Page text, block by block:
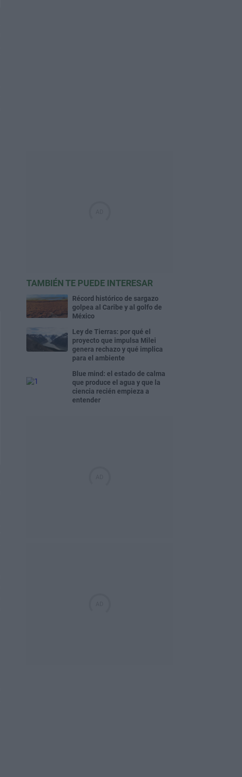
TAMBIÉN TE PUEDE INTERESAR
Récord histórico de sargazo
golpea al Caribe y al golfo de
México
Ley de Tierras: por qué el
proyecto que impulsa Milei
genera rechazo y qué implica
para el ambiente
Blue mind: el estado de calma
que produce el agua y que la
ciencia recién empieza a
entender